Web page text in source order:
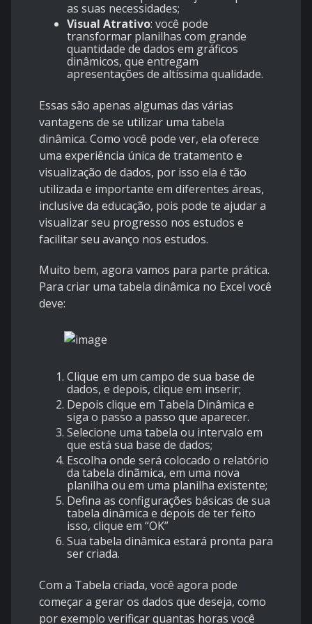
as suas necessidades;
Visual Atrativo: você pode
transformar planilhas com grande
quantidade de dados em gráficos
dinâmicos, que entregam
apresentações de altíssima qualidade.
Essas são apenas algumas das várias
vantagens de se utilizar uma tabela
dinâmica. Como você pode ver, ela oferece
uma experiência única de tratamento e
visualização de dados, por isso ela é tão
utilizada e importante em diferentes áreas,
inclusive da educação, pois pode te ajudar a
visualizar seu progresso nos estudos e
facilitar seu avanço nos estudos.
Muito bem, agora vamos para parte prática.
Para criar uma tabela dinâmica no Excel você
deve:
Clique em um campo de sua base de
dados, e depois, clique em inserir;
Depois clique em Tabela Dinâmica e
siga o passo a passo que aparecer.
Selecione uma tabela ou intervalo em
que está sua base de dados;
Escolha onde será colocado o relatório
da tabela dinãmica, em uma nova
planilha ou em uma planilha existente;
Defina as configurações básicas de sua
tabela dinâmica e depois de ter feito
isso, clique em “OK”
Sua tabela dinâmica estará pronta para
ser criada.
Com a Tabela criada, você agora pode
começar a gerar os dados que deseja, como
por exemplo verificar quantas horas você